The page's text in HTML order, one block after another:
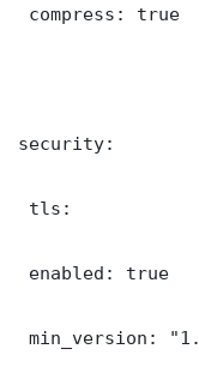
compress: true
security:
tls:
enabled: true
min_version: